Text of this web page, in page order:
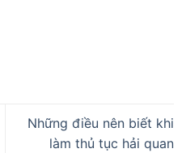
Những điều nên biết khi
làm thủ tục hải quan